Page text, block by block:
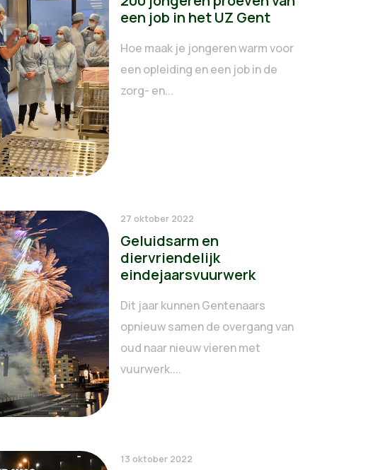
een job in het UZ Gent
Hoe maak je jongeren warm voor
een opleiding en een job in de
zorg- en...
27 oktober 2022
Geluidsarm en
diervriendelijk
eindejaarsvuurwerk
Dit jaar kunnen Gentenaars
opnieuw samen de overgang van
oud naar nieuw vieren met
vuurwerk....
13 oktober 2022